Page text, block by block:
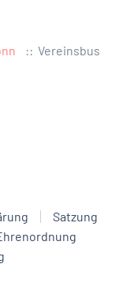
:: Vereinsbus
Satzung